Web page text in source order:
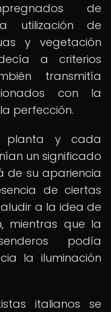
de
utilización de
y vegetación
a criterios
transmitía
con la
perfección.
planta y cada
un significado
de su apariencia
de ciertas
a la idea de
mientras que la
podía
la iluminación
italianos se